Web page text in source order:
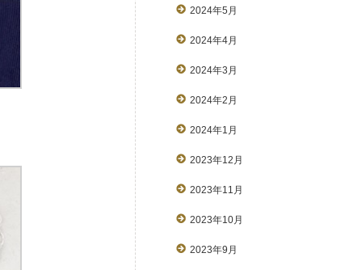
2024年5月
2024年4月
2024年3月
2024年2月
2024年1月
2023年12月
2023年11月
2023年10月
2023年9月